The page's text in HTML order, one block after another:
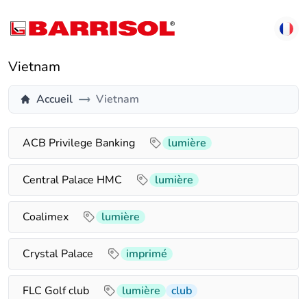
Vietnam
Accueil Vietnam
ACB Privilege Banking lumière
Central Palace HMC lumière
Coalimex lumière
Crystal Palace imprimé
FLC Golf club lumière club